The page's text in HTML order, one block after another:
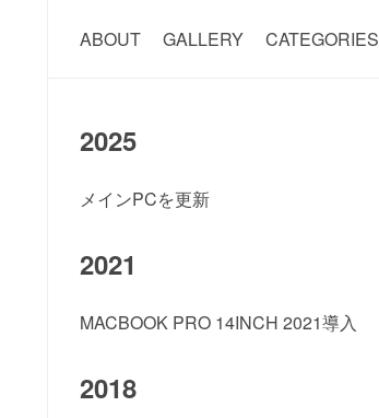
ABOUT GALLERY CATEGORIES
2025
メインPCを更新
2021
MACBOOK PRO 14INCH 2021導入
2018